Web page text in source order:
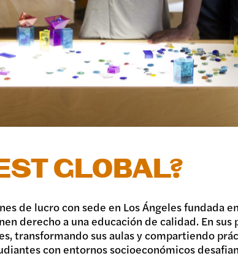
GLOBAL?
de lucro con sede en Los Ángeles fundada
derecho a una educación de calidad. En
transformando sus aulas y compartiendo
con entornos socioeconómicos